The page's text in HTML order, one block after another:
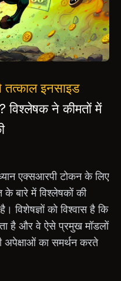
तत्काल इनसाइड
ने कीमतों में
एक्सआरपी टोकन के लिए
बारे में विश्लेषकों की
विशेषज्ञों को विश्वास है कि
है और वे ऐसे प्रमुख मॉडलों
अपेक्षाओं का समर्थन करते